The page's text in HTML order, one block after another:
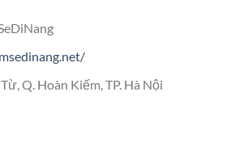
Q. Hoàn Kiếm, TP. Hà Nội